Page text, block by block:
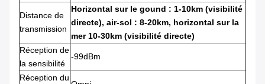
Distance de
transmission
Horizontal sur le gound : 1-10km (visibilité
directe), air-sol : 8-20km, horizontal sur la
mer 10-30km (visibilité directe)
Réception de
la sensibilité
-99dBm
Réception du